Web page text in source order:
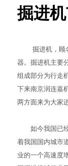
掘进
掘进机，顾名
器。掘进机主要
组成部分为行走
下来南京润连嘉
两方面来为大家
如今我国已经
着我国国内城市
业的一个高速度